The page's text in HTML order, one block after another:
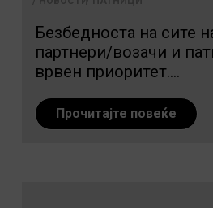
Безбедноста на сите
партнери/возачи и
врвен приоритет....
Прочитајте повеќе